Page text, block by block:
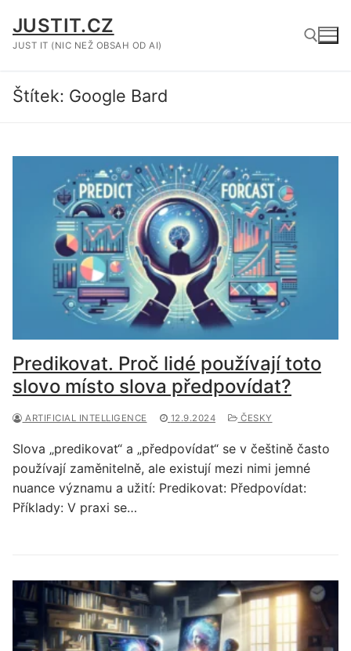
na
obsah
JUSTIT.CZ
JUST IT (NIC NEŽ OBSAH OD AI)
Štítek: Google Bard
Predikovat. Proč lidé používají toto
slovo místo slova předpovídat?
ARTIFICIAL INTELLIGENCE 12.9.2024 ČESKY
Slova „predikovat“ a „předpovídat“ se v češtině často
používají zaměnitelně, ale existují mezi nimi jemné
nuance významu a užití: Predikovat: Předpovídat:
Příklady: V praxi se…